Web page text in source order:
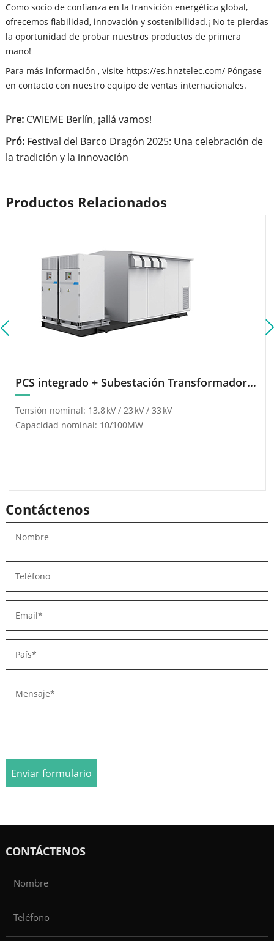
Como socio de confianza en la transición energética global,
ofrecemos fiabilidad, innovación y sostenibilidad.¡ No te pierdas
la oportunidad de probar nuestros productos de primera
mano!
Para más información , visite https://es.hnztelec.com/ Póngase
en contacto con nuestro equipo de ventas internacionales.
Pre: CWIEME Berlín, ¡allá vamos!
Pró: Festival del Barco Dragón 2025: Una celebración de
la tradición y la innovación
Productos Relacionados
PCS integrado + Subestación Transformadora Elevadora para ESS
Tensión nominal: 13.8 kV / 23 kV / 33 kV
Capacidad nominal: 10/100MW
Contáctenos
Enviar formulario
CONTÁCTENOS